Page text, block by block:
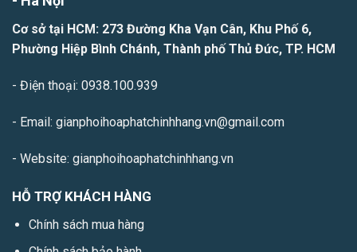
Cơ sở tại HCM: 273 Đường Kha Vạn Cân, Khu Phố 6,
Phường Hiệp Bình Chánh, Thành phố Thủ Đức, TP. HCM
- Điện thoại: 0938.100.939
- Email: gianphoihoaphatchinhhang.vn@gmail.com
- Website: gianphoihoaphatchinhhang.vn
HỖ TRỢ KHÁCH HÀNG
Chính sách mua hàng